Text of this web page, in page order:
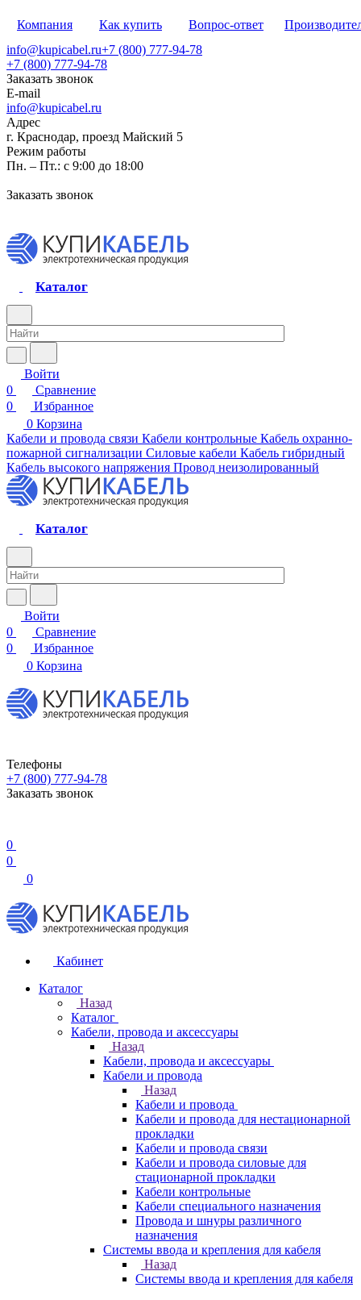
Компания Как купить Вопрос-ответ
info@kupicabel.ru+7 (800) 777-94-78
+7 (800) 777-94-78
Заказать звонок
E-mail
info@kupicabel.ru
Адрес
г. Краснодар, проезд Майский 5
Режим работы
Пн. – Пт.: с 9:00 до 18:00
Заказать звонок
Каталог
Войти
0
Сравнение
0
Избранное
0 Корзина
Кабели и провода связи Кабели контрольные Кабель охранно-
пожарной сигнализации Силовые кабели Кабель гибридный
Кабель высокого напряжения Провод неизолированный
Каталог
Войти
0
Сравнение
0
Избранное
0 Корзина
Телефоны
+7 (800) 777-94-78
Заказать звонок
0
0
0
Кабинет
Каталог
Назад
Каталог
Кабели, провода и аксессуары
Назад
Кабели, провода и аксессуары
Кабели и провода
Назад
Кабели и провода
Кабели и провода для нестационарной
прокладки
Кабели и провода связи
Кабели и провода силовые для
стационарной прокладки
Кабели контрольные
Кабели специального назначения
Провода и шнуры различного
назначения
Системы ввода и крепления для кабеля
Назад
Системы ввода и крепления для кабеля